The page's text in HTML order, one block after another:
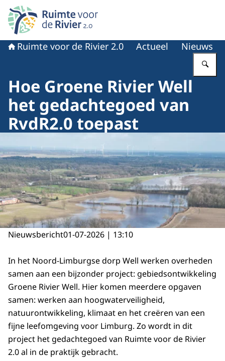
Naar de homepage van Ruimte voor de rivier 2.0
Ruimte voor de Rivier 2.0 Actueel Nieuws
Hoe Groene Rivier Well
het gedachtegoed van
RvdR2.0 toepast
Nieuwsbericht01-07-2026 | 13:10
In het Noord-Limburgse dorp Well werken overheden
samen aan een bijzonder project: gebiedsontwikkeling
Groene Rivier Well. Hier komen meerdere opgaven
samen: werken aan hoogwaterveiligheid,
natuurontwikkeling, klimaat en het creëren van een
fijne leefomgeving voor Limburg. Zo wordt in dit
project het gedachtegoed van Ruimte voor de Rivier
2.0 al in de praktijk gebracht.